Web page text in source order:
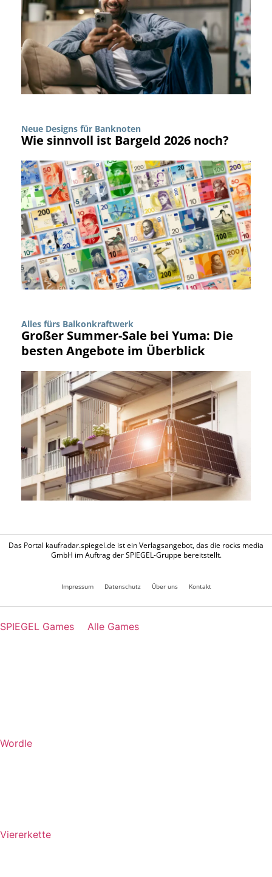
Neue Designs für Banknoten
Wie sinnvoll ist Bargeld 2026 noch?
Alles fürs Balkonkraftwerk
Großer Summer-Sale bei Yuma: Die
besten Angebote im Überblick
Das Portal kaufradar.spiegel.de ist ein Verlagsangebot, das die rocks media
GmbH im Auftrag der SPIEGEL-Gruppe bereitstellt.
Impressum Datenschutz Über uns Kontakt
SPIEGEL Games Alle Games
Wordle
Viererkette